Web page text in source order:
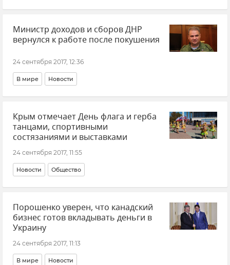
Министр доходов и сборов ДНР
вернулся к работе после покушения
24 сентября 2017, 12:36
В мире Новости
Крым отмечает День флага и герба
танцами, спортивными
состязаниями и выставками
24 сентября 2017, 11:55
Новости Общество
Порошенко уверен, что канадский
бизнес готов вкладывать деньги в
Украину
24 сентября 2017, 11:13
В мире Новости